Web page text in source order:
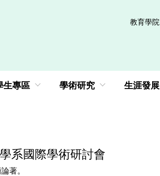
教育學院
生專區 學術研究 生涯發展
系國際學術研討會
著。